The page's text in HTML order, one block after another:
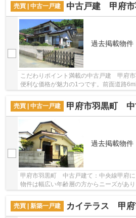
売買 | 中古一戸建
中古戸建 甲府市
過去掲載物件
こだわりポイント満載の中古戸建 甲府
便利な価格が魅力の1つです。前面道路
売買 | 中古一戸建
甲府市羽黒町 中
過去掲載物件
甲府市羽黒町 中古戸建て：中央線甲府
物件は幅広い年齢層の方からニーズがあ
売買 | 新築一戸建
カイテラス 甲府